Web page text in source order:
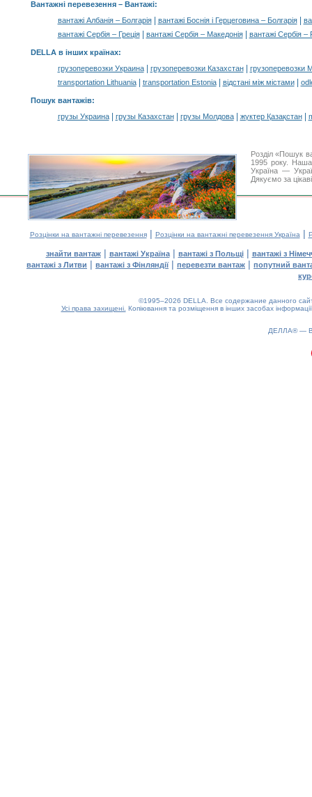
Вантажні перевезення – Вантажі:
вантажі Албанія – Болгарія| вантажі Боснія і Герцеговина – Болгарія|
вантажі Сербія – Греція| вантажі Сербія – Македонія| вантажі Сербія –
DELLA в інших країнах:
грузоперевозки Украина| грузоперевозки Казахстан|
грузоперевозки
transportation Lithuania| transportation Estonia| відстані між містами|
Пошук вантажів:
грузы Украина| грузы Казахстан| грузы Молдова| жүктер Қазақстан|
Розділ «Пошук
1995 року. Наша
Україна —
Дякуємо за
Розцінки на вантажні перевезення| Розцінки на вантажні перевезення Україна |
знайти вантаж| вантажі Україна| вантажі з Польщі| вантажі з
вантажі з Литви | вантажі з Фінляндії| перевезти вантаж | попутний
©1995–2026 DELLA. Все содержание данного
Усі права захищені. Копіювання та розміщення в інших засобах
ДЕЛЛА® —